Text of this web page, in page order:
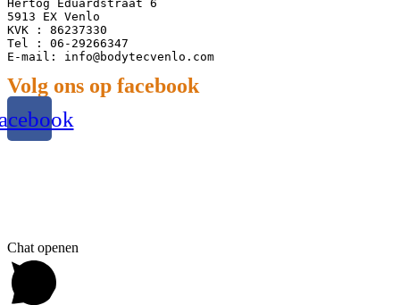
Hertog Eduardstraat 6
5913 EX Venlo
KVK : 86237330
Tel : 06-29266347
E-mail: info@bodytecvenlo.com
Volg ons op facebook
Chat openen